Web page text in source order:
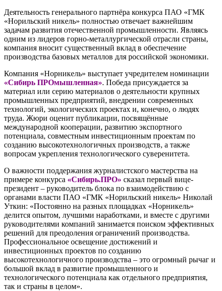
Деятельность генерального партнёра конкурса ПАО «ГМК
«Норильский никель» полностью отвечает важнейшим
задачам развития отечественной промышленности. Являясь
одним из лидеров горно‑металлургической отрасли страны,
компания вносит существенный вклад в обеспечение
производства базовых металлов для российской экономики.
Компания «Норникель» выступает учредителем номинации
«Сибирь ПРОмышленная». Победа присуждается за
материал или серию материалов о деятельности крупных
промышленных предприятий, внедрении современных
технологий, экологических проектах и, конечно, о людях
труда. Жюри оценит публикации, посвящённые
международной кооперации, развитию экспортного
потенциала, совместным инвестиционным проектам по
созданию высокотехнологичных производств, а также
вопросам укрепления технологического суверенитета.
О важности поддержания журналистского мастерства на
примере конкурса «Сибирь.ПРО» сказал первый вице-
президент – руководитель блока по взаимодействию с
органами власти ПАО «ГМК «Норильский никель» Николай
Уткин: «Постоянно на разных площадках «Норникель»
делится опытом, лучшими наработками, и вместе с другими
руководителями компаний занимается поиском эффективных
решений для преодоления ограничений производства.
Профессиональное освещение достижений и
инвестиционных проектов по созданию
высокотехнологичного производства – это огромный рычаг и
большой вклад в развитие промышленного и
технологического потенциала как отдельного предприятия,
так и страны в целом».